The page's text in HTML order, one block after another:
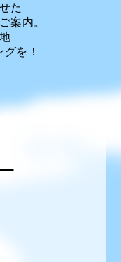
た
案内。
を！